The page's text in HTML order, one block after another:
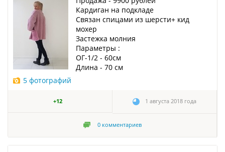
Кардиган на подкладе
Связан спицами из шерсти+ кид
мохер
Застежка молния
Параметры :
ОГ-1/2 - 60см
Длина - 70 см
5 фотографий
+12 1 августа 2018 года
0 комментариев